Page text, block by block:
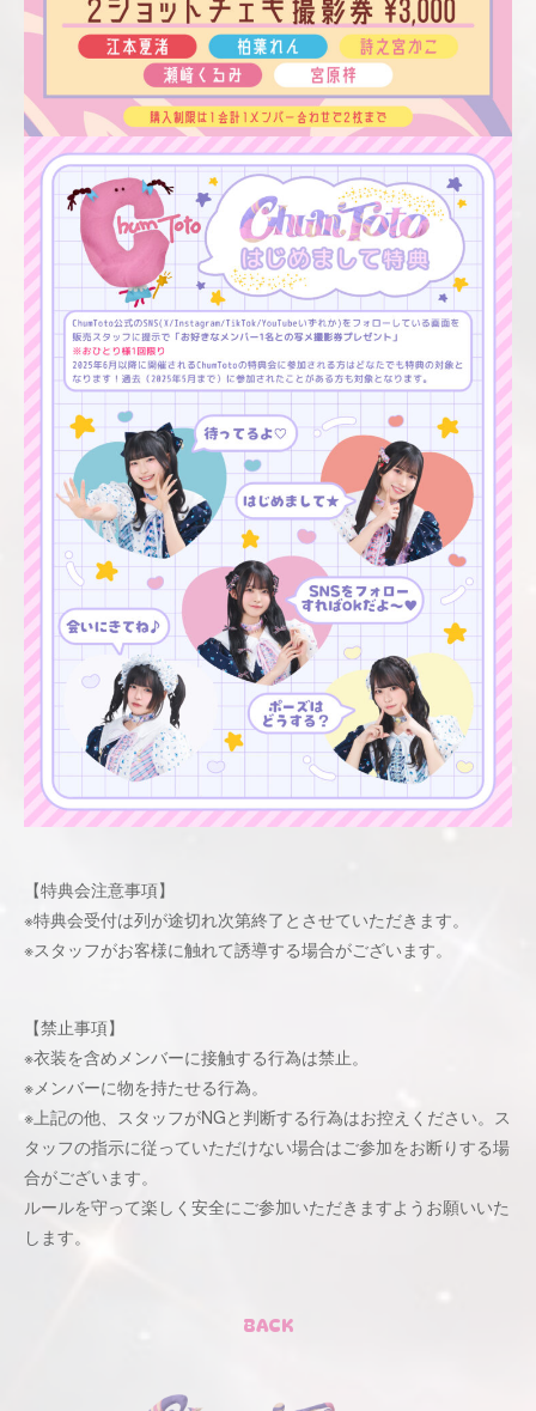
【特典会注意事項】
※特典会受付は列が途切れ次第終了とさせていただきます。
※スタッフがお客様に触れて誘導する場合がございます。
【禁止事項】
※衣装を含めメンバーに接触する行為は禁止。
※メンバーに物を持たせる行為。
※上記の他、スタッフがNGと判断する行為はお控えください。ス
タッフの指示に従っていただけない場合はご参加をお断りする場
合がございます。
ルールを守って楽しく安全にご参加いただきますようお願いいた
します。
BACK